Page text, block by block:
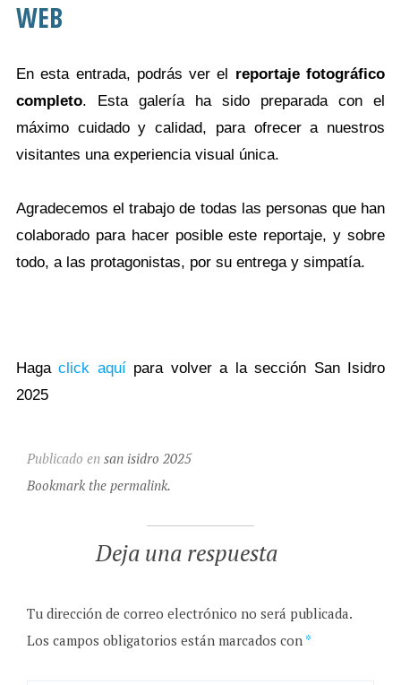
WEB
En esta entrada, podrás ver el reportaje fotográfico
completo. Esta galería ha sido preparada con el
máximo cuidado y calidad, para ofrecer a nuestros
visitantes una experiencia visual única.
Agradecemos el trabajo de todas las personas que han
colaborado para hacer posible este reportaje, y sobre
todo, a las protagonistas, por su entrega y simpatía.
Hagaclick aquípara volver a la sección San Isidro
2025
Publicado en san isidro 2025
Bookmark the permalink.
Deja una respuesta
Tu dirección de correo electrónico no será publicada.
Los campos obligatorios están marcados con *